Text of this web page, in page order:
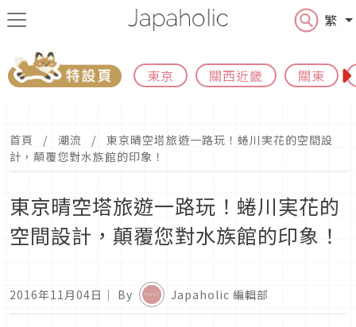
繁
東京 關西近畿 關東
首頁 潮流
東京晴空塔旅遊一路玩！蜷川実花的空間設
計，顛覆您對水族館的印象！
東京晴空塔旅遊一路玩！蜷川実花的
空間設計，顛覆您對水族館的印象！
2016年11月04日 ｜ By Japaholic 編輯部